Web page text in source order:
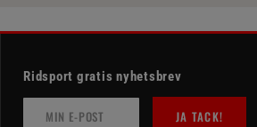
Ridsport gratis nyhetsbrev
JA TACK!